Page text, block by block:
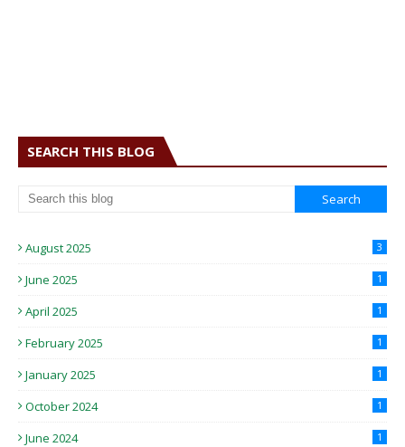
SEARCH THIS BLOG
August 2025 3
June 2025 1
April 2025 1
February 2025 1
January 2025 1
October 2024 1
June 2024 1